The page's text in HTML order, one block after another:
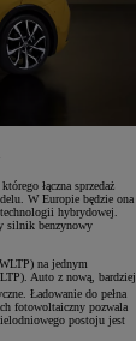
łączna sprzedaż
W Europie będzie ona
hybrydowej.
silnik benzynowy
na jednym
Auto z nową, bardziej
Ładowanie do pełna
fotowoltaiczny pozwala
postoju jest